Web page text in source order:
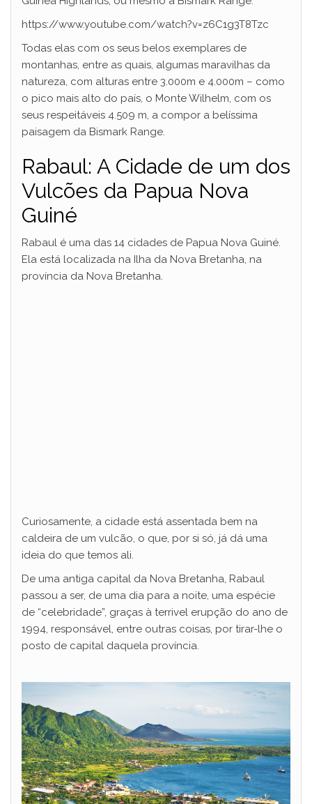
https://www.youtube.com/watch?v=z6C1g3T8Tzc
Todas elas com os seus belos exemplares de
montanhas, entre as quais, algumas maravilhas da
natureza, com alturas entre 3.000m e 4.000m – como
o pico mais alto do país, o Monte Wilhelm, com os
seus respeitáveis 4.509 m, a compor a belíssima
paisagem da Bismark Range.
Rabaul: A Cidade de um dos
Vulcões da Papua Nova
Guiné
Rabaul é uma das 14 cidades de Papua Nova Guiné.
Ela está localizada na Ilha da Nova Bretanha, na
província da Nova Bretanha.
Curiosamente, a cidade está assentada bem na
caldeira de um vulcão, o que, por si só, já dá uma
ideia do que temos ali.
De uma antiga capital da Nova Bretanha, Rabaul
passou a ser, de uma dia para a noite, uma espécie
de “celebridade”, graças à terrivel erupção do ano de
1994, responsável, entre outras coisas, por tirar-lhe o
posto de capital daquela província.